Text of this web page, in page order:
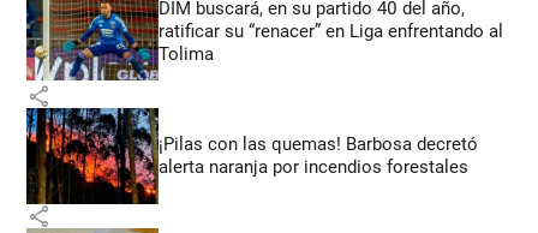
DIM buscará, en su partido 40 del año,
ratificar su “renacer” en Liga enfrentando al
Tolima
share
¡Pilas con las quemas! Barbosa decretó
alerta naranja por incendios forestales
share